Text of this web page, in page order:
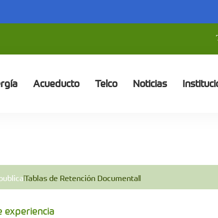
Acueducto Telco Noticias
Tablas de Retención Documental
experiencia